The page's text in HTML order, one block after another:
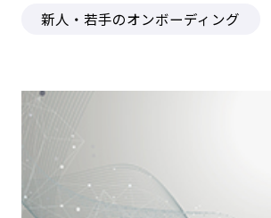
新人・若手のオンボーディング